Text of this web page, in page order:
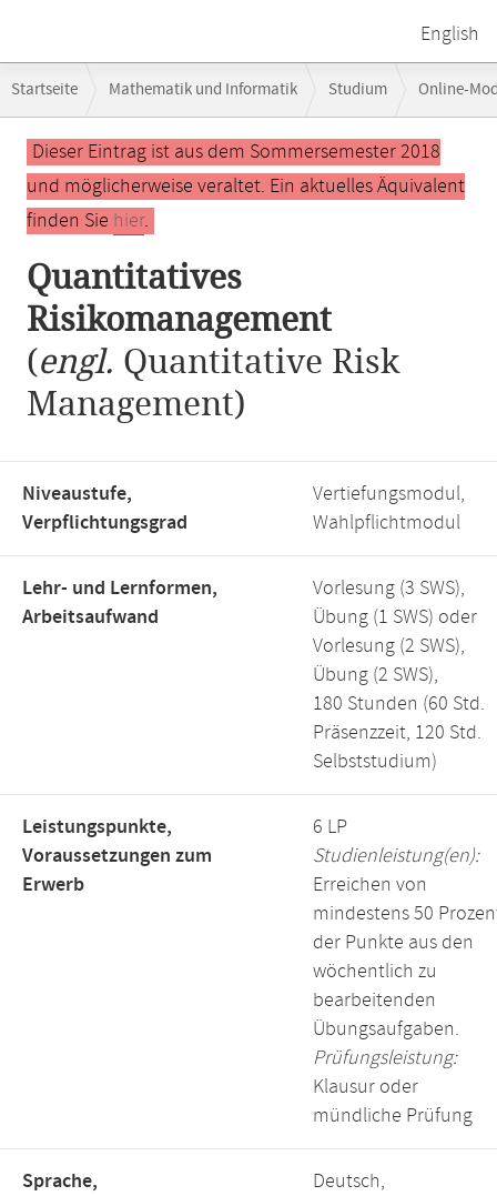
English
Navigation
Startseite Mathematik und Informatik Studium Online-
Hauptinhalt
Dieser Eintrag ist aus dem Sommersemester 2018
und möglicherweise veraltet. Ein aktuelles Äquivalent
finden Sie hier.
Quantitatives
Risikomanagement
(engl. Quantitative Risk
Management)
Niveaustufe,
Verpflichtungsgrad
Vertiefungsmodul,
Wahlpflichtmodul
Lehr- und Lernformen,
Arbeitsaufwand
Vorlesung (3 SWS),
Übung (1 SWS) oder
Vorlesung (2 SWS),
Übung (2 SWS),
180 Stunden (60 Std.
Präsenzzeit, 120 Std.
Selbststudium)
Leistungspunkte,
Voraussetzungen zum
Erwerb
6 LP
Studienleistung(en):
Erreichen von
mindestens 50
der Punkte aus den
wöchentlich zu
bearbeitenden
Übungsaufgaben.
Prüfungsleistung:
Klausur oder
mündliche Prüfung
Sprache,
Deutsch,